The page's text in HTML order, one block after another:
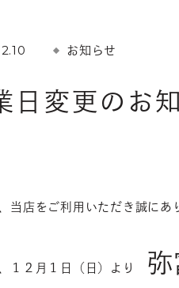
お知らせ
日変更のお
当店をご利用いただき誠にあ
１２月１日（日）より 弥